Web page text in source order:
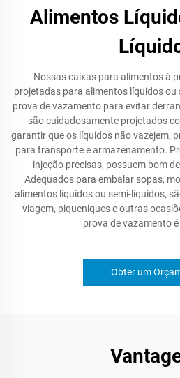
Alimentos
Nossas caixas para alimentos à
projetadas para alimentos líquidos ou
prova de vazamento para evitar
são cuidadosamente projetados
garantir que os líquidos não vazejem,
para transporte e armazenamento.
injeção precisas, possuem bom
Adequados para embalar sopas,
alimentos líquidos ou semi-líquidos,
viagem, piqueniques e outras
prova de vazamento
Obter um